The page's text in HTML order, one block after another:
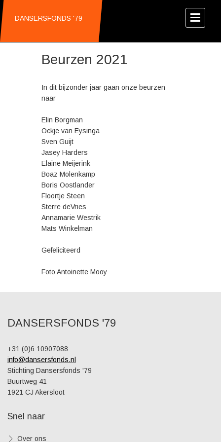
DANSERSFONDS '79
Beurzen 2021
In dit bijzonder jaar gaan onze beurzen
naar
Elin Borgman
Ockje van Eysinga
Sven Guijt
Jasey Harders
Elaine Meijerink
Boaz Molenkamp
Boris Oostlander
Floortje Steen
Sterre deVries
Annamarie Westrik
Mats Winkelman
Gefeliciteerd
Foto Antoinette Mooy
DANSERSFONDS '79
+31 (0)6 10907088
info@dansersfonds.nl
Stichting Dansersfonds '79
Buurtweg 41
1921 CJ Akersloot
Snel naar
Over ons